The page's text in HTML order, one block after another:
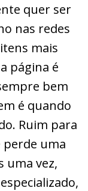
quer ser
nas redes
mais
página é
bem
é quando
Ruim para
perde uma
uma vez,